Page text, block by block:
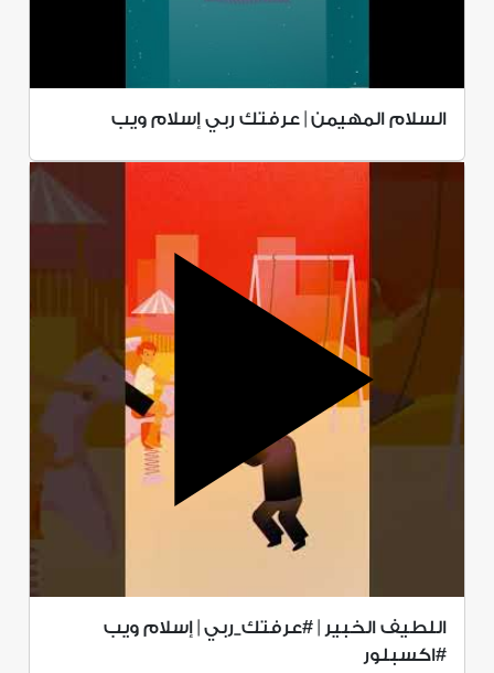
السلام المهيمن | عرفتك ربي إسلام ويب
اللطيف الخبير | #عرفتك_ربي | إسلام ويب
#اكسبلور